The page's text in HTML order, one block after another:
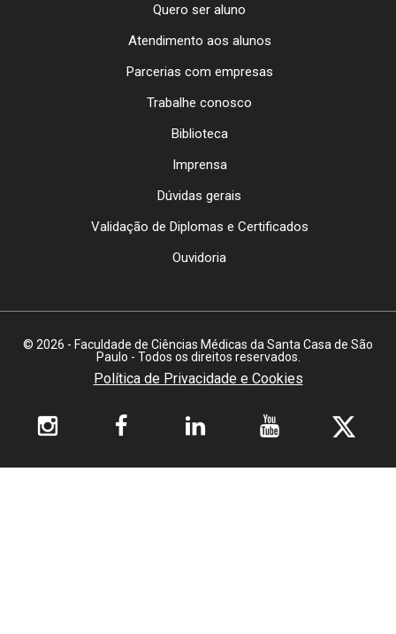
Quero ser aluno
Atendimento aos alunos
Parcerias com empresas
Trabalhe conosco
Biblioteca
Imprensa
Dúvidas gerais
Validação de Diplomas e Certificados
Ouvidoria
© 2026 - Faculdade de Ciências Médicas da Santa Casa de São
Paulo - Todos os direitos reservados.
Política de Privacidade e Cookies